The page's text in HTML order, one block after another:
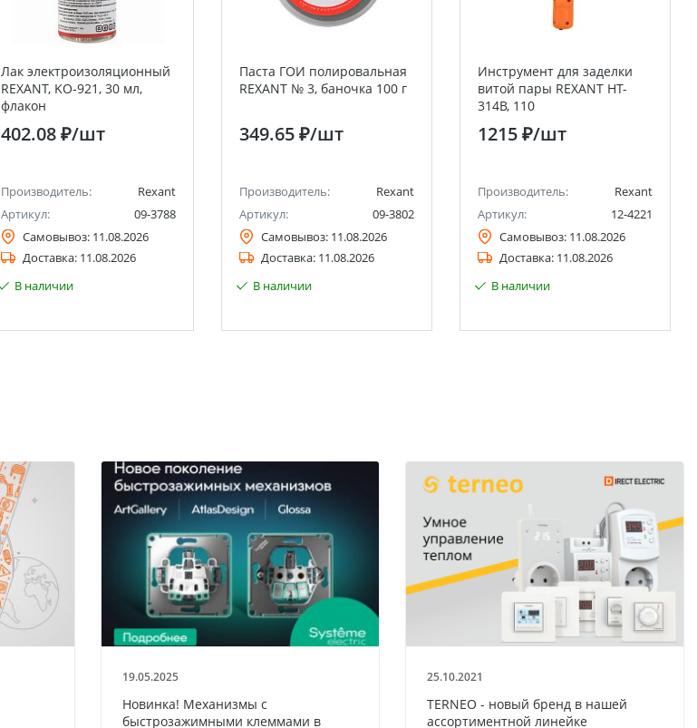
Лак электроизоляционный
REXANT, KO-921, 30 мл,
флакон
402.08 ₽/шт
Производитель:
Rexant
Артикул:
09-3788
Самовывоз: 11.08.2026
Доставка: 11.08.2026
В наличии
Паста ГОИ полировальная
REXANT № 3, баночка 100 г
349.65 ₽/шт
Производитель:
Rexant
Артикул:
09-3802
Самовывоз: 11.08.2026
Доставка: 11.08.2026
В наличии
Инструмент для заделки
витой пары REXANT HT-
314B, 110
1215 ₽/шт
Производитель:
Rexant
Артикул:
12-4221
Самовывоз: 11.08.2026
Доставка: 11.08.2026
В наличии
19.05.2025
Новинка! Механизмы с
быстрозажимными клеммами в
25.10.2021
TERNEO - новый бренд в нашей
ассортиментной линейке